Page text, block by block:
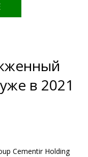
в 2021
Cementir Holding